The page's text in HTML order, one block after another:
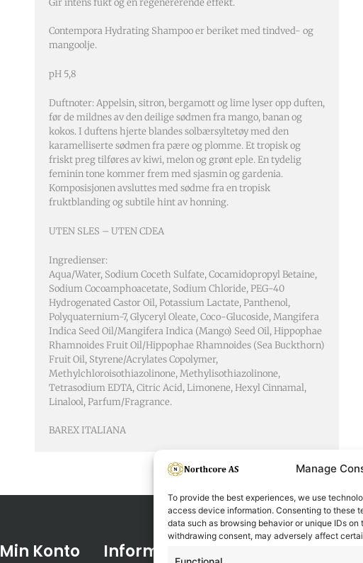
Manage
To provide the best experiences, we use
access device information. Consenting to these
data such as browsing behavior or unique IDs
withdrawing consent, may adversely affect
Contempora Hydrating Shampoo er beriket med tindved- og
mangoolje.
pH 5,8
Duftnoter: Appelsin, sitron, bergamott og lime lyser opp duften,
før de mildnes av den deilige sødmen fra mango, banan og
kokos. I duftens hjerte blandes solbærsyltetøy med den
karamelliserte sødmen fra pære og plomme. Et tropisk og
friskt preg tilføres av kiwi, melon og grønt eple. En tydelig
feminin tone kommer frem med sjasmin og gardenia.
Komposisjonen avsluttes med sødme fra en tropisk
fruktblanding og subtile hint av honning.
UTEN SLES – UTEN CDEA
Ingredienser:
Aqua/Water, Sodium Coceth Sulfate, Cocamidopropyl Betaine,
Sodium Cocoamphoacetate, Sodium Chloride, PEG-40
Hydrogenated Castor Oil, Potassium Lactate, Panthenol,
Polyquaternium-7, Glyceryl Oleate, Coco-Glucoside, Mangifera
Indica Seed Oil/Mangifera Indica (Mango) Seed Oil, Hippophae
Rhamnoides Fruit Oil/Hippophae Rhamnoides (Sea Buckthorn)
Fruit Oil, Styrene/Acrylates Copolymer,
Methylchloroisothiazolinone, Methylisothiazolinone,
Tetrasodium EDTA, Citric Acid, Limonene, Hexyl Cinnamal,
Linalool, Parfum/Fragrance.
BAREX ITALIANA
Min Konto Informasjon